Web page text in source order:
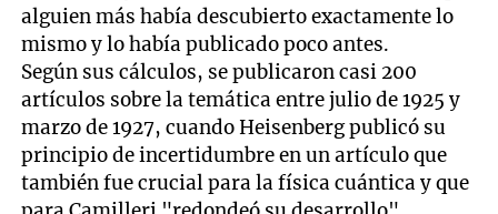
alguien más había descubierto exactamente lo
mismo y lo había publicado poco antes.
Según sus cálculos, se publicaron casi 200
artículos sobre la temática entre julio de 1925 y
marzo de 1927, cuando Heisenberg publicó su
principio de incertidumbre en un artículo que
también fue crucial para la física cuántica y que